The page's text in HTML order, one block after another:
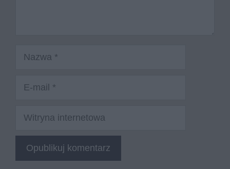
Witryna
internetowa